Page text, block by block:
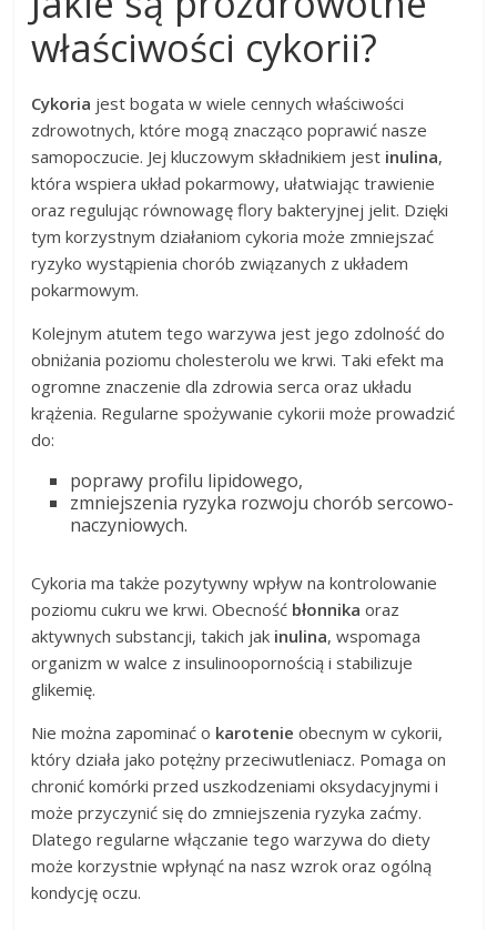
właściwości cykorii?
Cykoria jest bogata w wiele cennych właściwości
zdrowotnych, które mogą znacząco poprawić nasze
samopoczucie. Jej kluczowym składnikiem jest inulina,
która wspiera układ pokarmowy, ułatwiając trawienie
oraz regulując równowagę flory bakteryjnej jelit. Dzięki
tym korzystnym działaniom cykoria może zmniejszać
ryzyko wystąpienia chorób związanych z układem
pokarmowym.
Kolejnym atutem tego warzywa jest jego zdolność do
obniżania poziomu cholesterolu we krwi. Taki efekt ma
ogromne znaczenie dla zdrowia serca oraz układu
krążenia. Regularne spożywanie cykorii może prowadzić
do:
poprawy profilu lipidowego,
zmniejszenia ryzyka rozwoju chorób sercowo-
naczyniowych.
Cykoria ma także pozytywny wpływ na kontrolowanie
poziomu cukru we krwi. Obecność błonnika oraz
aktywnych substancji, takich jak inulina, wspomaga
organizm w walce z insulinoopornością i stabilizuje
glikemię.
Nie można zapominać o karotenie obecnym w cykorii,
który działa jako potężny przeciwutleniacz. Pomaga on
chronić komórki przed uszkodzeniami oksydacyjnymi i
może przyczynić się do zmniejszenia ryzyka zaćmy.
Dlatego regularne włączanie tego warzywa do diety
może korzystnie wpłynąć na nasz wzrok oraz ogólną
kondycję oczu.